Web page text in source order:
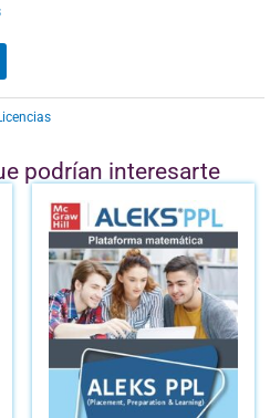
podrían interesarte